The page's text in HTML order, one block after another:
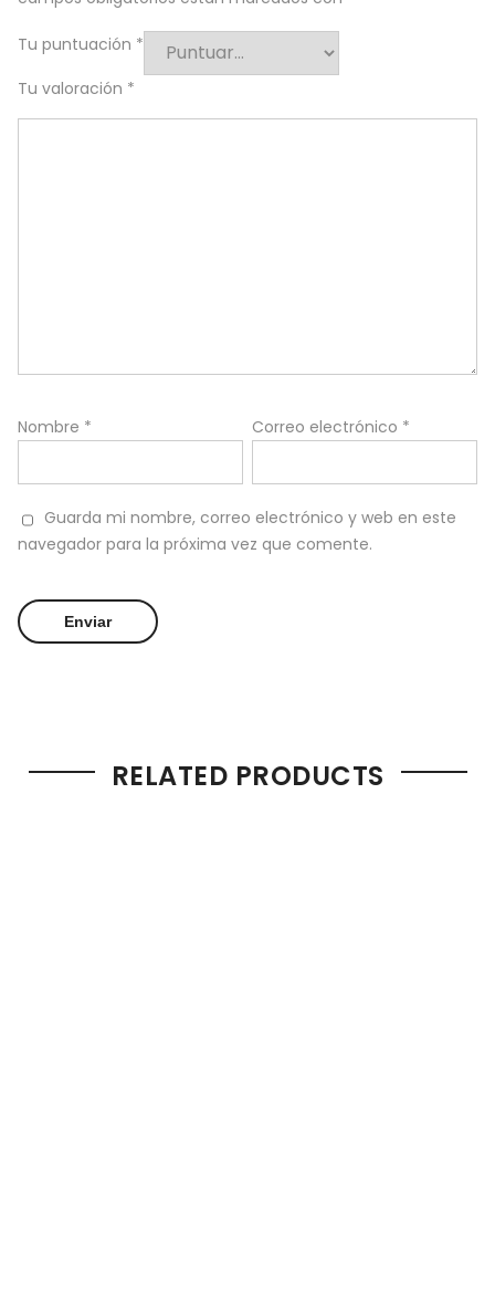
Tu puntuación *
Tu valoración *
Nombre * Correo electrónico *
Guarda mi nombre, correo electrónico y web en este
navegador para la próxima vez que comente.
RELATED PRODUCTS